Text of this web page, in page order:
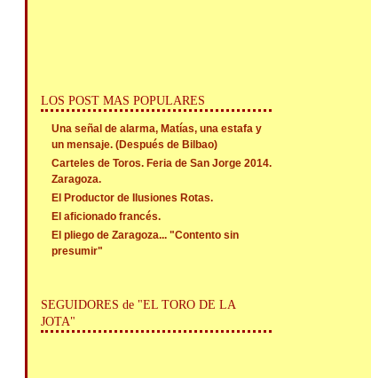
LOS POST MAS POPULARES
Una señal de alarma, Matías, una estafa y
un mensaje. (Después de Bilbao)
Carteles de Toros. Feria de San Jorge 2014.
Zaragoza.
El Productor de Ilusiones Rotas.
El aficionado francés.
El pliego de Zaragoza... "Contento sin
presumir"
SEGUIDORES de "EL TORO DE LA
JOTA"